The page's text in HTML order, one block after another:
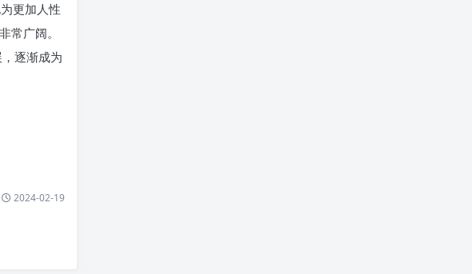
更加人性
常广阔。
逐渐成为
2024-02-19